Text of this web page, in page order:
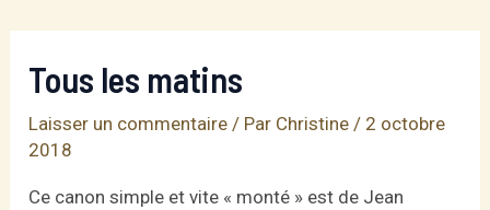
Tous les matins
Laisser un commentaire / Par Christine/ 2 octobre
2018
Ce canon simple et vite « monté » est de Jean